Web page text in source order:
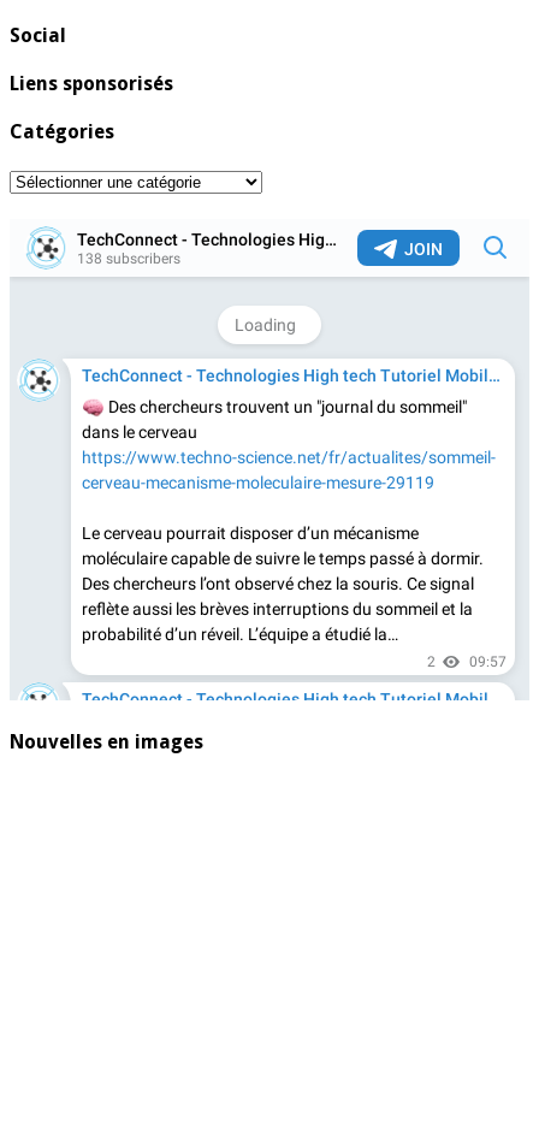
Social
Liens sponsorisés
Catégories
Catégories
Nouvelles en images